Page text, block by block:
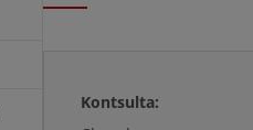
Kontsulta: